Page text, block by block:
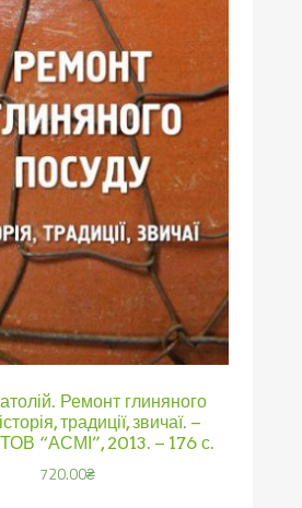
Ремонт глиняного
традиції, звичаї. –
“АСМІ”, 2013. – 176 с.
720.00₴